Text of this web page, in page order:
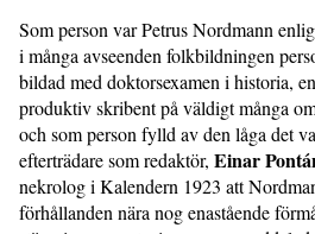
Som person var Petrus Nordmann
i många avseenden folkbildningen
bildad med doktorsexamen i historia,
produktiv skribent på väldigt många
och som person fylld av den låga det
efterträdare som redaktör, Einar
nekrolog i Kalendern 1923 att
förhållanden nära nog enastående